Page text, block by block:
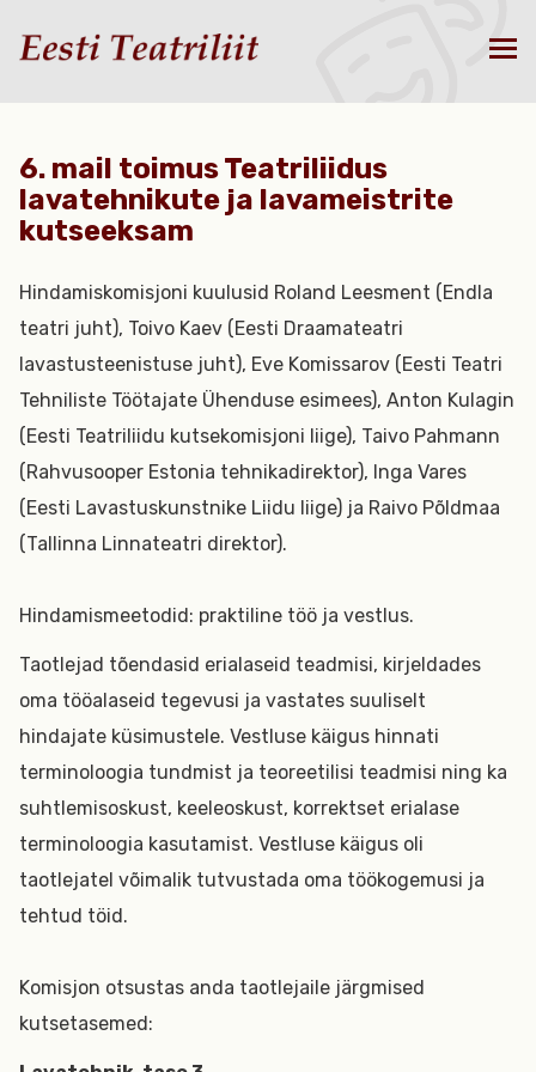
6. mail toimus Teatriliidus
lavatehnikute ja lavameistrite
kutseeksam
Hindamiskomisjoni kuulusid Roland Leesment (Endla
teatri juht), Toivo Kaev (Eesti Draamateatri
lavastusteenistuse juht), Eve Komissarov (Eesti Teatri
Tehniliste Töötajate Ühenduse esimees), Anton Kulagin
(Eesti Teatriliidu kutsekomisjoni liige), Taivo Pahmann
(Rahvusooper Estonia tehnikadirektor), Inga Vares
(Eesti Lavastuskunstnike Liidu liige) ja Raivo Põldmaa
(Tallinna Linnateatri direktor).
Hindamismeetodid: praktiline töö ja vestlus.
Taotlejad tõendasid erialaseid teadmisi, kirjeldades
oma tööalaseid tegevusi ja vastates suuliselt
hindajate küsimustele. Vestluse käigus hinnati
terminoloogia tundmist ja teoreetilisi teadmisi ning ka
suhtlemisoskust, keeleoskust, korrektset erialase
terminoloogia kasutamist. Vestluse käigus oli
taotlejatel võimalik tutvustada oma töökogemusi ja
tehtud töid.
Komisjon otsustas anda taotlejaile järgmised
kutsetasemed: